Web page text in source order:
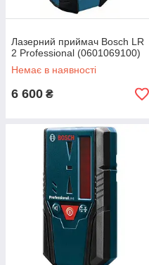
Лазерний приймач Bosch LR
2 Professional (0601069100)
Немає в наявності
6 600 ₴